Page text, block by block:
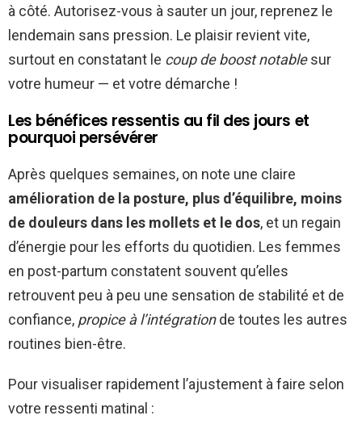
à côté. Autorisez-vous à sauter un jour, reprenez le
lendemain sans pression. Le plaisir revient vite,
surtout en constatant le coup de boost notablesur
votre humeur — et votre démarche !
Les bénéfices ressentis au fil des jours et
pourquoi persévérer
Après quelques semaines, on note une claire
amélioration de la posture, plus d’équilibre, moins
de douleurs dans les mollets et le dos, et un regain
d’énergie pour les efforts du quotidien. Les femmes
en post-partum constatent souvent qu’elles
retrouvent peu à peu une sensation de stabilité et de
confiance, propice à l’intégrationde toutes les autres
routines bien-être.
Pour visualiser rapidement l’ajustement à faire selon
votre ressenti matinal :